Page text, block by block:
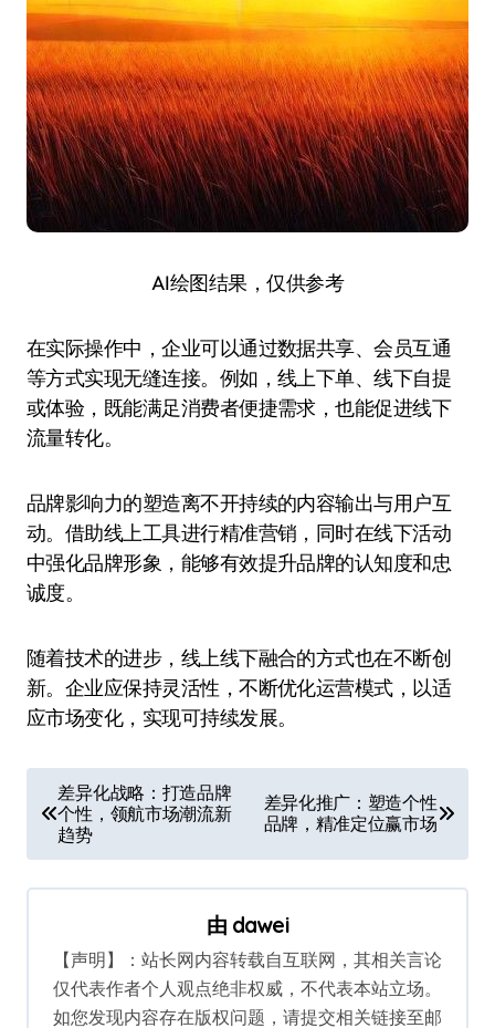
AI绘图结果，仅供参考
在实际操作中，企业可以通过数据共享、会员互通
等方式实现无缝连接。例如，线上下单、线下自提
或体验，既能满足消费者便捷需求，也能促进线下
流量转化。
品牌影响力的塑造离不开持续的内容输出与用户互
动。借助线上工具进行精准营销，同时在线下活动
中强化品牌形象，能够有效提升品牌的认知度和忠
诚度。
随着技术的进步，线上线下融合的方式也在不断创
新。企业应保持灵活性，不断优化运营模式，以适
应市场变化，实现可持续发展。
章
导
航
差异化战略：打造品牌
个性，领航市场潮流新
趋势
差异化推广：塑造个性
品牌，精准定位赢市场
由 dawei
【声明】：站长网内容转载自互联网，其相关言论
仅代表作者个人观点绝非权威，不代表本站立场。
如您发现内容存在版权问题，请提交相关链接至邮